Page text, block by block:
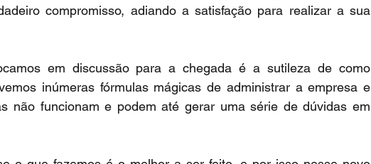
compromisso, adiando a satisfação para realizar a sua
em discussão para a chegada é a sutileza de como
inúmeras fórmulas mágicas de administrar a empresa e
não funcionam e podem até gerar uma série de dúvidas em